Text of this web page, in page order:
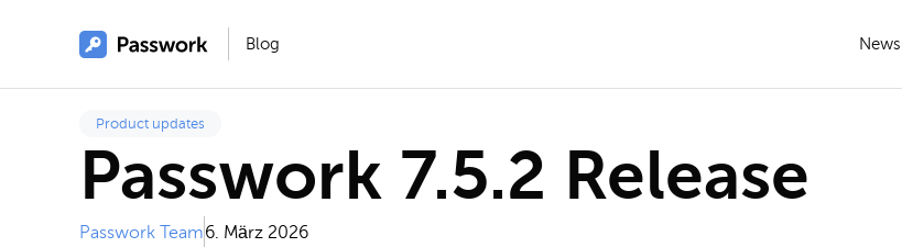
Blog News
Product updates
Passwork 7.5.2 Release
Passwork Team6. März 2026